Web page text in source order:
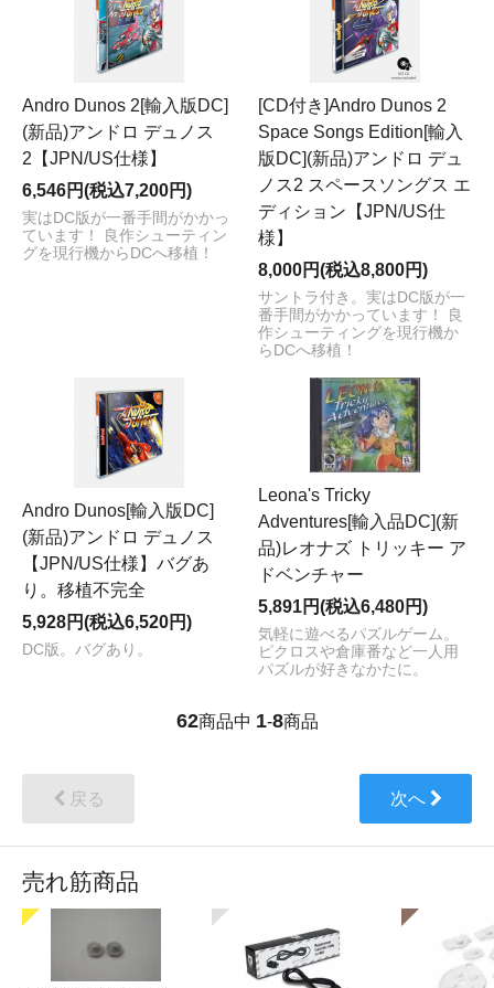
Andro Dunos 2[輸入版DC]
(新品)アンドロ デュノス
2【JPN/US仕様】
6,546円(税込7,200円)
実はDC版が一番手間がかかっ
ています！ 良作シューティン
グを現行機からDCへ移植！
[CD付き]Andro Dunos 2
Space Songs Edition[輸入
版DC](新品)アンドロ デュ
ノス2 スペースソングス エ
ディション【JPN/US仕
様】
8,000円(税込8,800円)
サントラ付き。実はDC版が一
番手間がかかっています！ 良
作シューティングを現行機か
らDCへ移植！
Andro Dunos[輸入版DC]
(新品)アンドロ デュノス
【JPN/US仕様】バグあ
り。移植不完全
5,928円(税込6,520円)
DC版。バグあり。
Leona's Tricky
Adventures[輸入品DC](新
品)レオナズ トリッキー ア
ドベンチャー
5,891円(税込6,480円)
気軽に遊べるパズルゲーム。
ピクロスや倉庫番など一人用
パズルが好きなかたに。
62商品中 1-8商品
戻る 次へ
売れ筋商品